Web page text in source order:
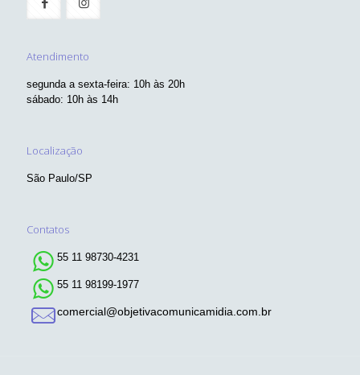
Atendimento
segunda a sexta-feira: 10h às 20h
sábado: 10h às 14h
Localização
São Paulo/SP
Contatos
55 11 98730-4231
55 11 98199-1977
comercial@objetivacomunicamidia.com.br